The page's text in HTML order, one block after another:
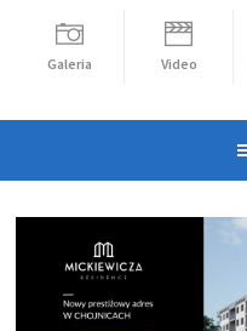
Galeria Video